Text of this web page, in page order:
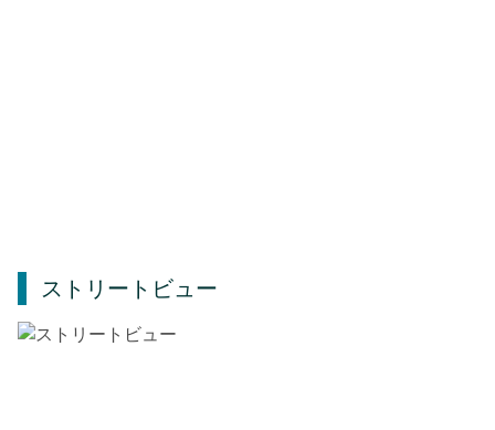
ストリートビュー